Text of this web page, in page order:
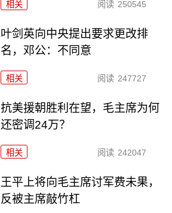
相关 阅读 250545
叶剑英向中央提出要求更改排
名，邓公：不同意
相关 阅读 247727
抗美援朝胜利在望，毛主席为何
还密调24万？
相关 阅读 242047
王平上将向毛主席讨军费未果，
反被主席敲竹杠